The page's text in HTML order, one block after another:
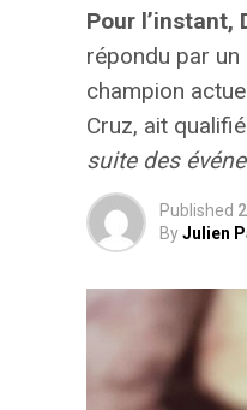
Pour l’instant,
répondu par un
champion
Cruz, ait
suite des
Published
ByJulien